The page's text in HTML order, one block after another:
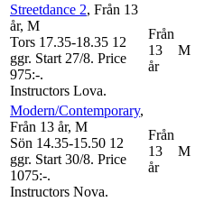
Streetdance 2, Från 13
år, M
Tors 17.35-18.35 12
ggr. Start 27/8. Price
975:-.
Instructors Lova.
Från
13
år
M
Modern/Contemporary,
Från 13 år, M
Sön 14.35-15.50 12
ggr. Start 30/8. Price
1075:-.
Instructors Nova.
Från
13
år
M